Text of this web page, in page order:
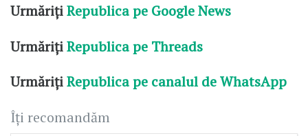
UrmărițiRepublica pe Google News
UrmărițiRepublica pe Threads
UrmărițiRepublica pe canalul de WhatsApp
Îți recomandăm